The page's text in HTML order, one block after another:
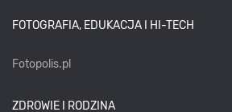
FOTOGRAFIA, EDUKACJA I HI-TECH
Fotopolis.pl
ZDROWIE I RODZINA